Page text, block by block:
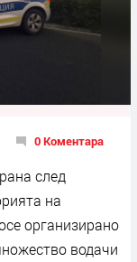
0 Коментара
след
на
организирано
водачи